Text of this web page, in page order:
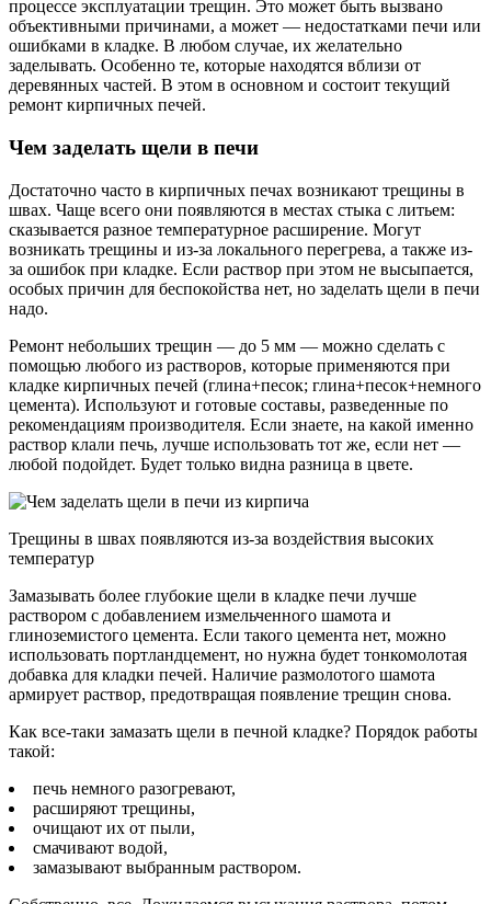
процессе эксплуатации трещин. Это может быть вызвано
объективными причинами, а может — недостатками печи или
ошибками в кладке. В любом случае, их желательно
заделывать. Особенно те, которые находятся вблизи от
деревянных частей. В этом в основном и состоит текущий
ремонт кирпичных печей.
Чем заделать щели в печи
Достаточно часто в кирпичных печах возникают трещины в
швах. Чаще всего они появляются в местах стыка с литьем:
сказывается разное температурное расширение. Могут
возникать трещины и из-за локального перегрева, а также из-
за ошибок при кладке. Если раствор при этом не высыпается,
особых причин для беспокойства нет, но заделать щели в печи
надо.
Ремонт небольших трещин — до 5 мм — можно сделать с
помощью любого из растворов, которые применяются при
кладке кирпичных печей (глина+песок; глина+песок+немного
цемента). Используют и готовые составы, разведенные по
рекомендациям производителя. Если знаете, на какой именно
раствор клали печь, лучше использовать тот же, если нет —
любой подойдет. Будет только видна разница в цвете.
Трещины в швах появляются из-за воздействия высоких
температур
Замазывать более глубокие щели в кладке печи лучше
раствором с добавлением измельченного шамота и
глиноземистого цемента. Если такого цемента нет, можно
использовать портландцемент, но нужна будет тонкомолотая
добавка для кладки печей. Наличие размолотого шамота
армирует раствор, предотвращая появление трещин снова.
Как все-таки замазать щели в печной кладке? Порядок работы
такой:
печь немного разогревают,
расширяют трещины,
очищают их от пыли,
смачивают водой,
замазывают выбранным раствором.